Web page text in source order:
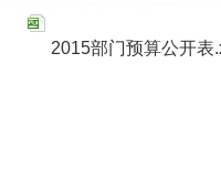
2015部门预算公开表